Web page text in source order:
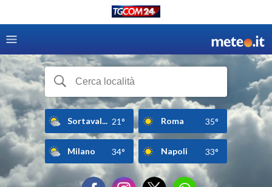
Sortaval... 21° Roma 35°
Milano 34° Napoli 33°